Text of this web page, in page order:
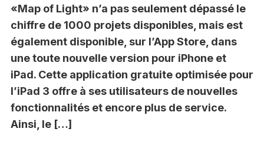
«Map of Light» n’a pas seulement dépassé le
chiffre de 1000 projets disponibles, mais est
également disponible, sur l’App Store, dans
une toute nouvelle version pour iPhone et
iPad. Cette application gratuite optimisée pour
l’iPad 3 offre à ses utilisateurs de nouvelles
fonctionnalités et encore plus de service.
Ainsi, le […]